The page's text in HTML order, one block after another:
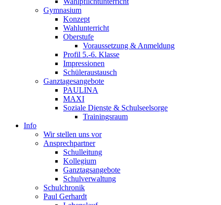
Gymnasium
Konzept
Wahlunterricht
Oberstufe
Voraussetzung & Anmeldung
Profil 5.-6. Klasse
Impressionen
Schüleraustausch
Ganztagesangebote
PAULINA
MAXI
Soziale Dienste & Schulseelsorge
Trainingsraum
Info
Wir stellen uns vor
Ansprechpartner
Schulleitung
Kollegium
Ganztagsangebote
Schulverwaltung
Schulchronik
Paul Gerhardt